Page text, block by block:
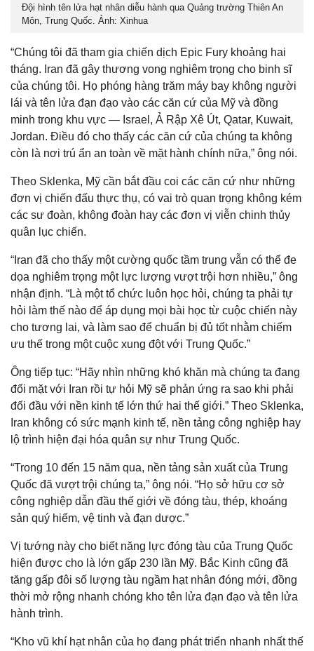
Đội hình tên lửa hạt nhân diễu hành qua Quảng trường Thiên An
Môn, Trung Quốc. Ảnh: Xinhua
“Chúng tôi đã tham gia chiến dịch Epic Fury khoảng hai
tháng. Iran đã gây thương vong nghiêm trọng cho binh sĩ
của chúng tôi. Họ phóng hàng trăm máy bay không người
lái và tên lửa đạn đạo vào các căn cứ của Mỹ và đồng
minh trong khu vực — Israel, Ả Rập Xê Út, Qatar, Kuwait,
Jordan. Điều đó cho thấy các căn cứ của chúng ta không
còn là nơi trú ẩn an toàn về mặt hành chính nữa,” ông nói.
Theo Sklenka, Mỹ cần bắt đầu coi các căn cứ như những
đơn vị chiến đấu thực thụ, có vai trò quan trọng không kém
các sư đoàn, không đoàn hay các đơn vị viễn chinh thủy
quân lục chiến.
“Iran đã cho thấy một cường quốc tầm trung vẫn có thể đe
dọa nghiêm trọng một lực lượng vượt trội hơn nhiều,” ông
nhận định. “Là một tổ chức luôn học hỏi, chúng ta phải tự
hỏi làm thế nào để áp dụng mọi bài học từ cuộc chiến này
cho tương lai, và làm sao để chuẩn bị đủ tốt nhằm chiếm
ưu thế trong một cuộc xung đột với Trung Quốc.”
Ông tiếp tục: “Hãy nhìn những khó khăn mà chúng ta đang
đối mặt với Iran rồi tự hỏi Mỹ sẽ phản ứng ra sao khi phải
đối đầu với nền kinh tế lớn thứ hai thế giới.” Theo Sklenka,
Iran không có sức mạnh kinh tế, nền tảng công nghiệp hay
lộ trình hiện đại hóa quân sự như Trung Quốc.
“Trong 10 đến 15 năm qua, nền tảng sản xuất của Trung
Quốc đã vượt trội chúng ta,” ông nói. “Họ sở hữu cơ sở
công nghiệp dẫn đầu thế giới về đóng tàu, thép, khoáng
sản quý hiếm, vệ tinh và đạn dược.”
Vị tướng này cho biết năng lực đóng tàu của Trung Quốc
hiện được cho là lớn gấp 230 lần Mỹ. Bắc Kinh cũng đã
tăng gấp đôi số lượng tàu ngầm hạt nhân đóng mới, đồng
thời mở rộng nhanh chóng kho tên lửa đạn đạo và tên lửa
hành trình.
“Kho vũ khí hạt nhân của họ đang phát triển nhanh nhất thế